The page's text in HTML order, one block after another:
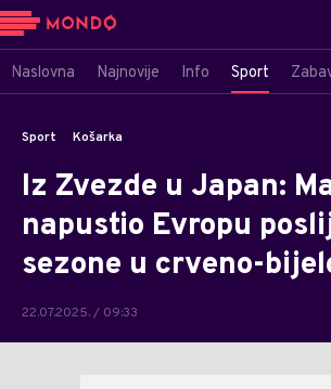
Naslovna Najnovije Info Sport
Sport Košarka
Iz Zvezde u Japan:
napustio Evropu
sezone u crveno-
22.07.2025. / 09:33